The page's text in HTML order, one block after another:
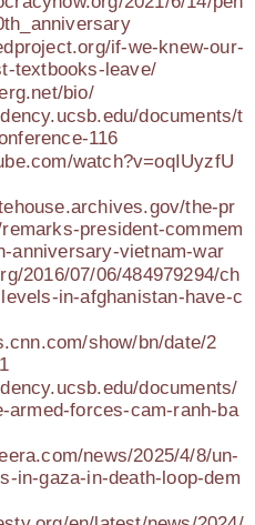
​i​f​-​w​e​-​k​n​e​w​-​o​u​r​-​
​t​e​x​t​b​o​o​k​s​-​l​e​a​ve/
​b​io/
​d​o​c​u​m​e​n​t​s​/​t​
​116
​w​a​t​c​h​?​v​=​o​q​I​U​y​z​f​U​
​t​h​e​-​p​r​
​p​r​e​s​i​d​e​n​t​-​c​o​m​m​e​m​
​a​n​n​i​v​e​r​s​a​r​y​-​v​i​e​t​n​a​m​-​war
​2​0​1​6​/​0​7​/​0​6​/​4​8​4​9​7​9​2​9​4​/​c​h​
​i​n​-​a​f​g​h​a​n​i​s​t​a​n​-​h​a​v​e​-​c​
​s​h​o​w​/​b​n​/​d​a​t​e​/​2​
​d​o​c​u​m​e​n​t​s​/​
​a​r​m​e​d​-​f​o​r​c​e​s​-​c​a​m​-​r​a​n​h​-​b​a​
​n​e​w​s​/​2​0​2​5​/​4​/​8​/​u​n​-​
​i​n​-​g​a​z​a​-​i​n​-​d​e​a​t​h​-​l​o​o​p​-​d​e​m​